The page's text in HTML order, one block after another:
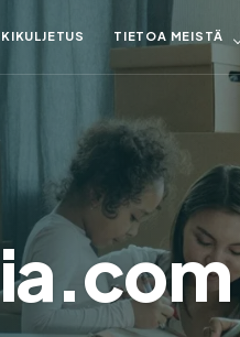
TIETOA MEISTÄ